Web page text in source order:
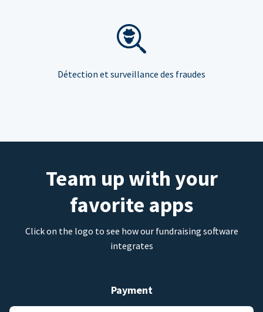
Détection et surveillance des fraudes
Team up with your
favorite apps
Click on the logo to see how our fundraising software
integrates
Payment